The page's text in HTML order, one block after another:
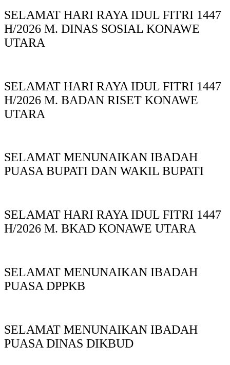
SELAMAT HARI RAYA IDUL FITRI 1447
H/2026 M. DINAS SOSIAL KONAWE
UTARA
SELAMAT HARI RAYA IDUL FITRI 1447
H/2026 M. BADAN RISET KONAWE
UTARA
SELAMAT MENUNAIKAN IBADAH
PUASA BUPATI DAN WAKIL BUPATI
SELAMAT HARI RAYA IDUL FITRI 1447
H/2026 M. BKAD KONAWE UTARA
SELAMAT MENUNAIKAN IBADAH
PUASA DPPKB
SELAMAT MENUNAIKAN IBADAH
PUASA DINAS DIKBUD